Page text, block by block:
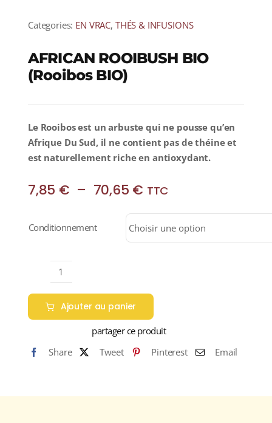
Categories: EN VRAC, THÉS & INFUSIONS
AFRICAN ROOIBUSH BIO
(Rooibos BIO)
Le Rooibos est un arbuste qui ne pousse qu’en
Afrique Du Sud, il ne contient pas de théine et
est naturellement riche en antioxydant.
7,85 € – 70,65 € Plage
prix :
7,85 €
TTC
Conditionnement
quantité
de
AFRICAN
ROOIBUSH
(Rooibos
Ajouter au panier
partager ce produit
Share
Tweet Pinterest Email